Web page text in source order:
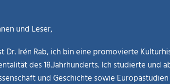
und Leser,
Dr. Irén Rab, ich bin eine promovierte
des 18.Jahrhunderts. Ich studierte und
und Geschichte sowie